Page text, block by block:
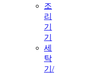
조
리
기
기
세
탁
기/